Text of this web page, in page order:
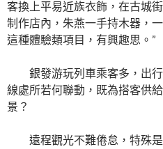
客換上平易近族衣飾，在古城
制作店內，朱燕一手持木器，
這種體驗類項目，有興趣思。”
銀發游玩列車乘客多，出
線處所若何聯動，既為搭客供
景？
遠程觀光不難倦怠，特殊